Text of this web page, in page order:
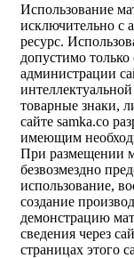
Использование
исключительно с
ресурс.
допустимо
администрации
товарные знаки,
сайте samka.co
имеющим
При размещении
безвозмездно
использование,
создание
демонстрацию
сведения через
страницах этого